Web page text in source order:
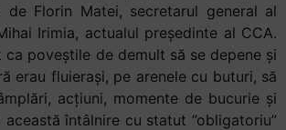
de Florin Matei, secretarul general al
Irimia, actualul președinte al CCA.
ca poveștile de demult să se depene și
erau fluierași, pe arenele cu buturi, să
acțiuni, momente de bucurie și
întâlnire cu statut ”obligatoriu”